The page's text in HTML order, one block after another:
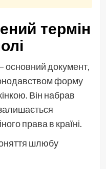
термін
основний документ,
форму
Він набрав
залишається
права в країні.
шлюбу